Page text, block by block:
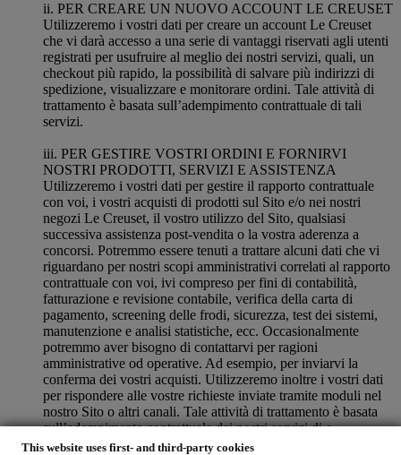
This website uses first- and third-party cookies
ii. PER CREARE UN NUOVO ACCOUNT LE CREUSET
Utilizzeremo i vostri dati per creare un account Le Creuset
che vi darà accesso a una serie di vantaggi riservati agli utenti
registrati per usufruire al meglio dei nostri servizi, quali, un
checkout più rapido, la possibilità di salvare più indirizzi di
spedizione, visualizzare e monitorare ordini. Tale attività di
trattamento è basata sull’adempimento contrattuale di tali
servizi.
iii. PER GESTIRE VOSTRI ORDINI E FORNIRVI
NOSTRI PRODOTTI, SERVIZI E ASSISTENZA
Utilizzeremo i vostri dati per gestire il rapporto contrattuale
con voi, i vostri acquisti di prodotti sul Sito e/o nei nostri
negozi Le Creuset, il vostro utilizzo del Sito, qualsiasi
successiva assistenza post-vendita o la vostra aderenza a
concorsi. Potremmo essere tenuti a trattare alcuni dati che vi
riguardano per nostri scopi amministrativi correlati al rapporto
contrattuale con voi, ivi compreso per fini di contabilità,
fatturazione e revisione contabile, verifica della carta di
pagamento, screening delle frodi, sicurezza, test dei sistemi,
manutenzione e analisi statistiche, ecc. Occasionalmente
potremmo aver bisogno di contattarvi per ragioni
amministrative od operative. Ad esempio, per inviarvi la
conferma dei vostri acquisti. Utilizzeremo inoltre i vostri dati
per rispondere alle vostre richieste inviate tramite moduli nel
nostro Sito o altri canali. Tale attività di trattamento è basata
sull’adempimento contrattuale dei nostri servizi di e-
commerce.